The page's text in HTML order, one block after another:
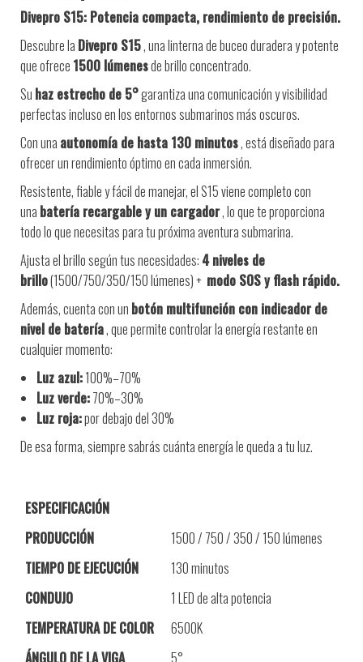
Divepro S15: Potencia compacta, rendimiento de precisión.
Descubre la Divepro S15, una linterna de buceo duradera y potente
que ofrece 1500 lúmenesde brillo concentrado.
Su haz estrecho de 5°garantiza una comunicación y visibilidad
perfectas incluso en los entornos submarinos más oscuros.
Con una autonomía de hasta 130 minutos, está diseñado para
ofrecer un rendimiento óptimo en cada inmersión.
Resistente, fiable y fácil de manejar, el S15 viene completo con
una batería recargable y un cargador, lo que te proporciona
todo lo que necesitas para tu próxima aventura submarina.
Ajusta el brillo según tus necesidades: 4 niveles de
brillo(1500/750/350/150 lúmenes) + modo SOS y flash rápido.
Además, cuenta con un botón multifunción con indicador de
nivel de batería, que permite controlar la energía restante en
cualquier momento:
Luz azul:100%–70%
Luz verde:70%–30%
Luz roja:por debajo del 30%
De esa forma, siempre sabrás cuánta energía le queda a tu luz.
ESPECIFICACIÓN
PRODUCCIÓN
1500 / 750 / 350 / 150 lúmenes
TIEMPO DE EJECUCIÓN
130 minutos
CONDUJO
1 LED de alta potencia
TEMPERATURA DE COLOR
6500K
ÁNGULO DE LA VIGA
5°